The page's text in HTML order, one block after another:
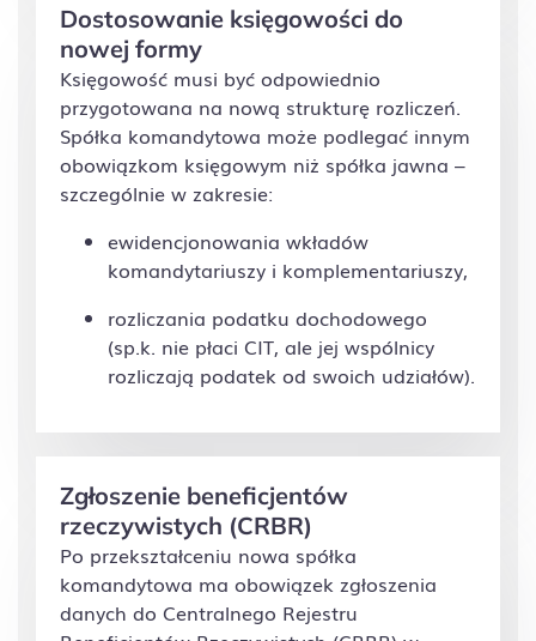
Dostosowanie księgowości do
nowej formy
Księgowość musi być odpowiednio
przygotowana na nową strukturę rozliczeń.
Spółka komandytowa może podlegać innym
obowiązkom księgowym niż spółka jawna –
szczególnie w zakresie:
ewidencjonowania wkładów
komandytariuszy i komplementariuszy,
rozliczania podatku dochodowego
(sp.k. nie płaci CIT, ale jej wspólnicy
rozliczają podatek od swoich udziałów).
Zgłoszenie beneficjentów
rzeczywistych (CRBR)
Po przekształceniu nowa spółka
komandytowa ma obowiązek zgłoszenia
danych do Centralnego Rejestru